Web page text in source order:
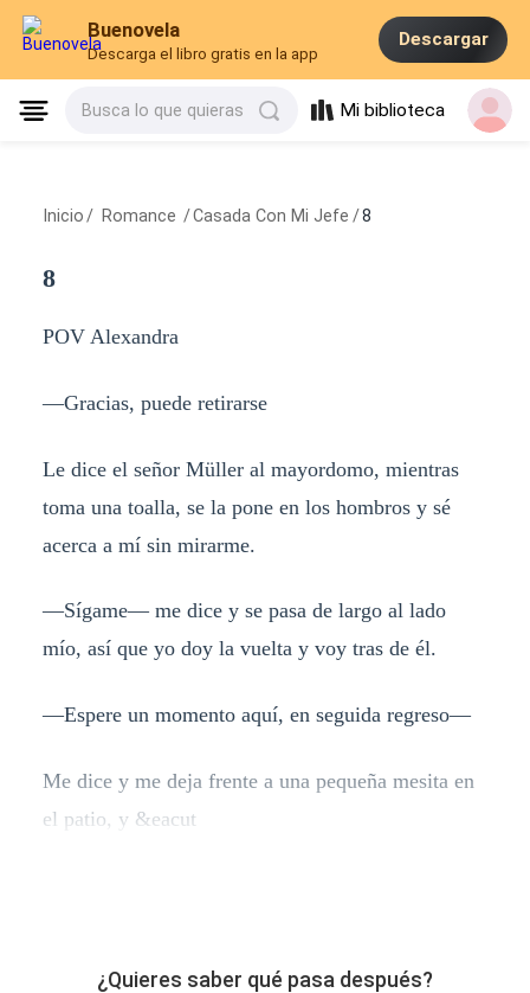
Buenovela
Descarga el libro gratis en la app
Descargar
Busca lo que quieras Mi biblioteca
Inicio / Romance /Casada Con Mi Jefe /8
8
POV Alexandra
—Gracias, puede retirarse
Le dice el señor Müller al mayordomo, mientras
toma una toalla, se la pone en los hombros y sé
acerca a mí sin mirarme.
—Sígame— me dice y se pasa de largo al lado
mío, así que yo doy la vuelta y voy tras de él.
—Espere un momento aquí, en seguida regreso—
Me dice y me deja frente a una pequeña mesita en
el patio, y &eacut
¿Quieres saber qué pasa después?